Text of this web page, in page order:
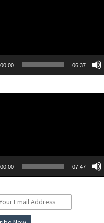
00:00 06:37
00:00 07:47